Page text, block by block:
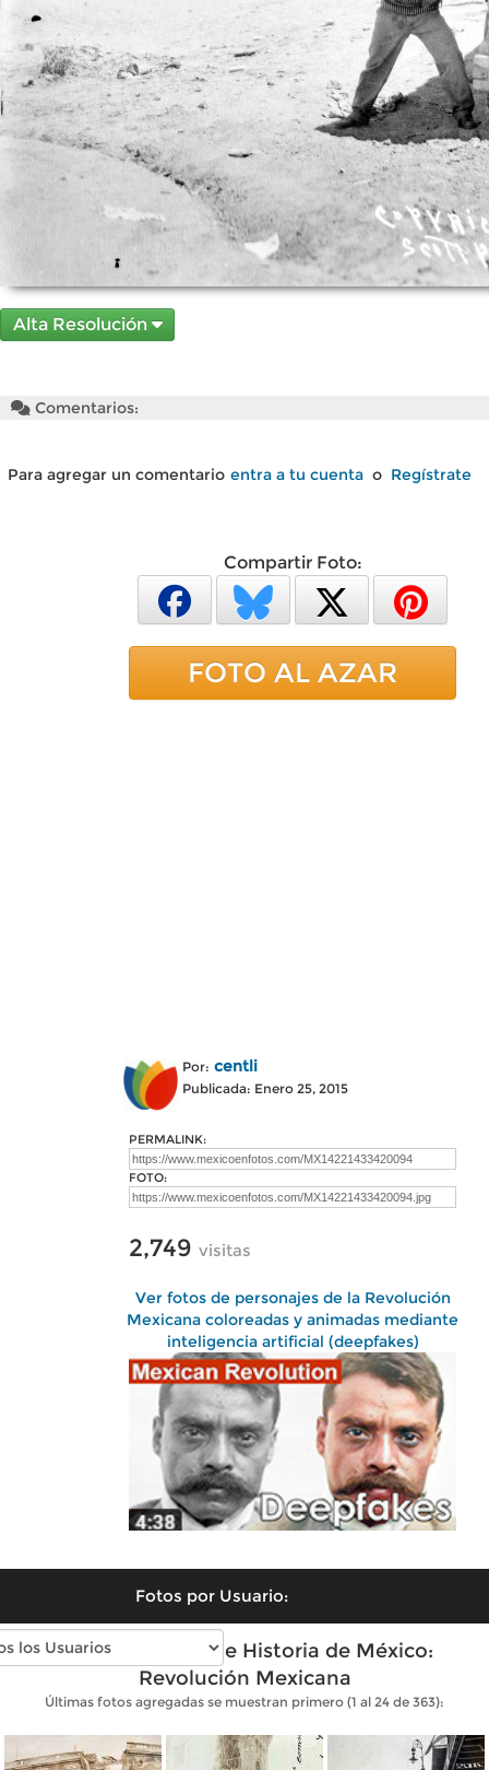
Alta Resolución
Comentarios:
Para agregar un comentario entra a tu cuenta o Regístrate
Compartir Foto:
FOTO AL AZAR
Por: centli
Publicada: Enero 25, 2015
PERMALINK:
FOTO:
2,749 visitas
Ver fotos de personajes de la Revolución
Mexicana coloreadas y animadas mediante
inteligencia artificial (deepfakes)
Fotos por Usuario:
Fotos antiguas de Historia de México:
Revolución Mexicana
Últimas fotos agregadas se muestran primero (1 al 24 de 363):